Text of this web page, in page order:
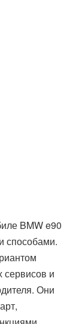
BMW e90
способами.
сервисов и
Они